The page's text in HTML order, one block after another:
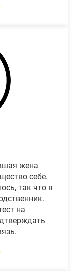
жена
себе.
так что я
на